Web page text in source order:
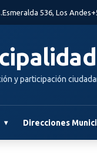
Esmeralda 536, Los Andes
y participación
Direcciones